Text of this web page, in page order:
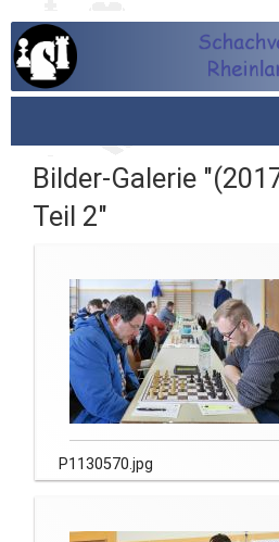
Startseite
über den SVR
Schachjugend
Meistertafel
Service
Newsletter
Bilder-Galerie
Teil 2"
P1130570.jpg